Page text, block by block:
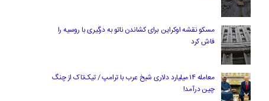
مسکو نقشه اوکراین برای کشاندن ناتو به درگیری با روسیه را
فاش کرد
معامله ۱۴ میلیارد دلاری شیخ عرب با ترامپ / تیک‌تاک از چنگ
چین درآمد!